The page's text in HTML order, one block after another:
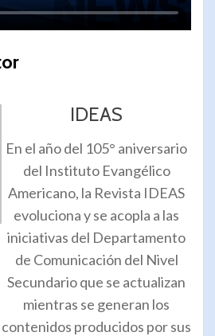
IDEAS
En el año del 105° aniversario
del Instituto Evangélico
Americano, la Revista IDEAS
evoluciona y se acopla a las
iniciativas del Departamento
de Comunicación del Nivel
Secundario que se actualizan
mientras se generan los
contenidos producidos por sus